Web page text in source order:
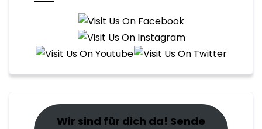
Wir sind für dich da! Sende